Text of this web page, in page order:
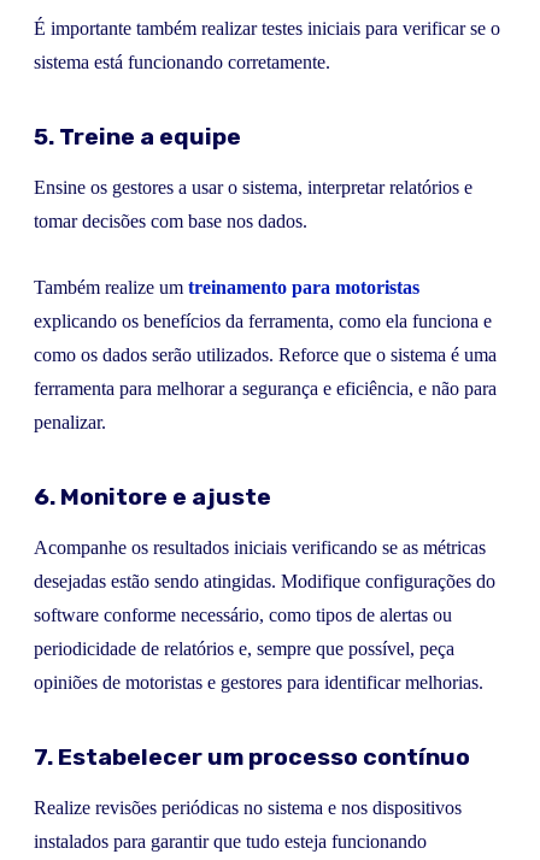
É importante também realizar testes iniciais para verificar se o
sistema está funcionando corretamente.
5. Treine a equipe
Ensine os gestores a usar o sistema, interpretar relatórios e
tomar decisões com base nos dados.
Também realize um treinamento para motoristas
explicando os benefícios da ferramenta, como ela funciona e
como os dados serão utilizados. Reforce que o sistema é uma
ferramenta para melhorar a segurança e eficiência, e não para
penalizar.
6. Monitore e ajuste
Acompanhe os resultados iniciais verificando se as métricas
desejadas estão sendo atingidas. Modifique configurações do
software conforme necessário, como tipos de alertas ou
periodicidade de relatórios e, sempre que possível, peça
opiniões de motoristas e gestores para identificar melhorias.
7. Estabelecer um processo contínuo
Realize revisões periódicas no sistema e nos dispositivos
instalados para garantir que tudo esteja funcionando